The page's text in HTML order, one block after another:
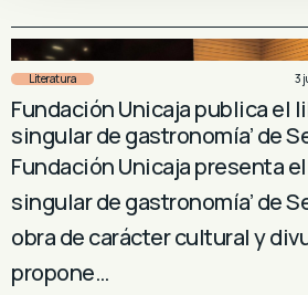
Literatura 3
Fundación Unicaja publica el
singular de gastronomía’ de
Fundación Unicaja presenta
singular de gastronomía’ de
obra de carácter cultural y
propone…